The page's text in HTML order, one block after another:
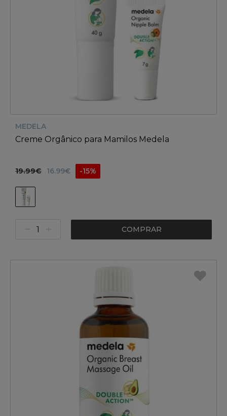
MEDELA
Creme Orgânico para Mamilos Medela
19.99€ 16.99€ -15%
COMPRAR